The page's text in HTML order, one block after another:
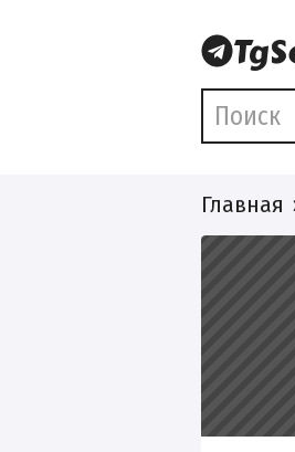
Главная